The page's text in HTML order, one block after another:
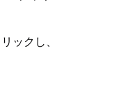
ックし、